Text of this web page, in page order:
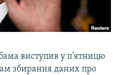
виступив у п’ятницю
збирання даних про